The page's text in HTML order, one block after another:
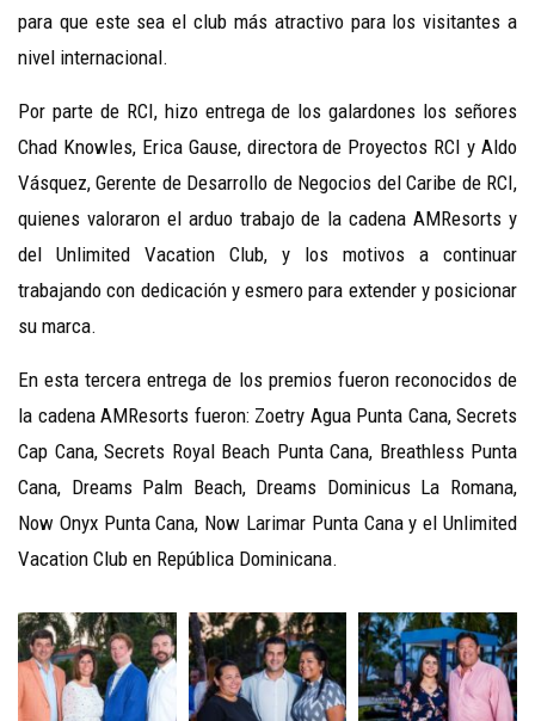
para que este sea el club más atractivo para los visitantes a
nivel internacional.
Por parte de RCI, hizo entrega de los galardones los señores
Chad Knowles, Erica Gause, directora de Proyectos RCI y Aldo
Vásquez, Gerente de Desarrollo de Negocios del Caribe de RCI,
quienes valoraron el arduo trabajo de la cadena AMResorts y
del Unlimited Vacation Club, y los motivos a continuar
trabajando con dedicación y esmero para extender y posicionar
su marca.
En esta tercera entrega de los premios fueron reconocidos de
la cadena AMResorts fueron: Zoetry Agua Punta Cana, Secrets
Cap Cana, Secrets Royal Beach Punta Cana, Breathless Punta
Cana, Dreams Palm Beach, Dreams Dominicus La Romana,
Now Onyx Punta Cana, Now Larimar Punta Cana y el Unlimited
Vacation Club en República Dominicana.